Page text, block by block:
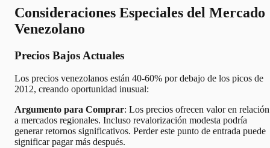
Consideraciones Especiales del Mercado
Venezolano
Precios Bajos Actuales
Los precios venezolanos están 40-60% por debajo de los picos de
2012, creando oportunidad inusual:
Argumento para Comprar: Los precios ofrecen valor en relación
a mercados regionales. Incluso revalorización modesta podría
generar retornos significativos. Perder este punto de entrada puede
significar pagar más después.